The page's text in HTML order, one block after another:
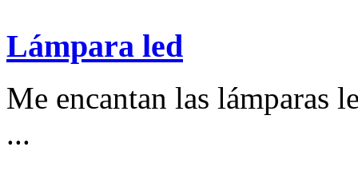
Lámpara led
Me encantan las lámparas
...